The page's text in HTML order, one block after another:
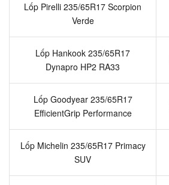
Lốp Pirelli 235/65R17 Scorpion
Verde
Lốp Hankook 235/65R17
Dynapro HP2 RA33
Lốp Goodyear 235/65R17
EfficientGrip Performance
Lốp Michelin 235/65R17 Primacy
SUV